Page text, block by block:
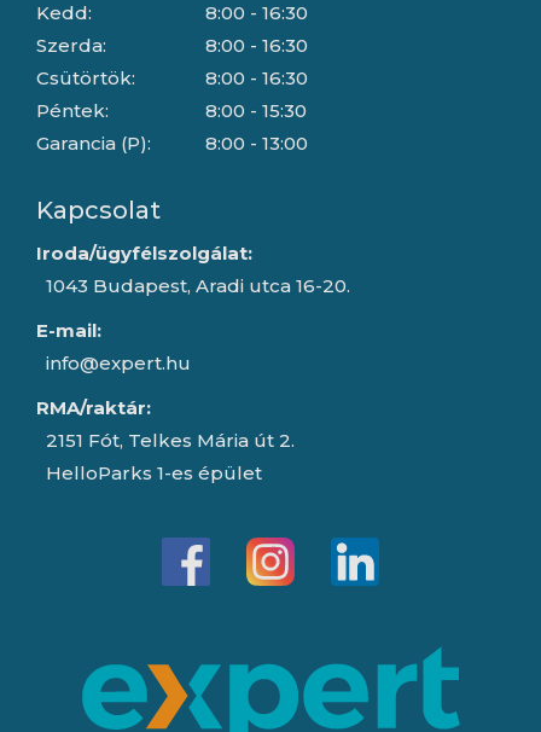
Kedd:
Szerda:
Csütörtök:
Péntek:
Garancia (P):
8:00 - 16:30
8:00 - 16:30
8:00 - 16:30
8:00 - 15:30
8:00 - 13:00
Kapcsolat
Iroda/ügyfélszolgálat:
1043 Budapest, Aradi utca 16-20.
E-mail:
info@expert.hu
RMA/raktár:
2151 Fót, Telkes Mária út 2.
HelloParks 1-es épület